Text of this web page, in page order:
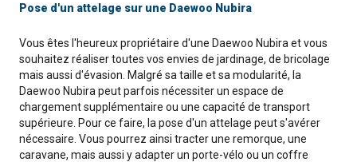
Pose d'un attelage sur une Daewoo Nubira
Vous êtes l'heureux propriétaire d'une Daewoo Nubira et vous
souhaitez réaliser toutes vos envies de jardinage, de bricolage
mais aussi d'évasion. Malgré sa taille et sa modularité, la
Daewoo Nubira peut parfois nécessiter un espace de
chargement supplémentaire ou une capacité de transport
supérieure. Pour ce faire, la pose d'un attelage peut s'avérer
nécessaire. Vous pourrez ainsi tracter une remorque, une
caravane, mais aussi y adapter un porte-vélo ou un coffre